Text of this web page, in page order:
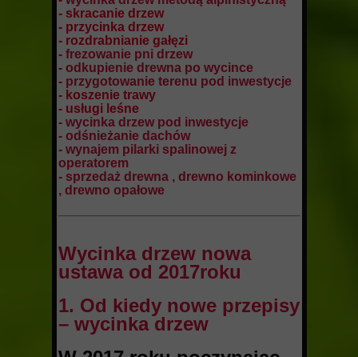
- skracanie drzew
- przycinka drzew
- rozdrabnianie gałęzi
- frezowanie pni drzew
- odkupienie drewna po wycince
- przygotowanie terenu pod inwestycje
- koszenie trawy
- usługi leśne
- wycinka drzew pod inwestycje
- odśnieżanie dachów
- wynajem pilarki spalinowej z
operatorem
- sprzedaż drewna , drewno kominkowe
, drewno opałowe
Wycinka drzew nowa
ustawa od 2017roku
1. Od kiedy nowe przepisy
– wycinka drzew